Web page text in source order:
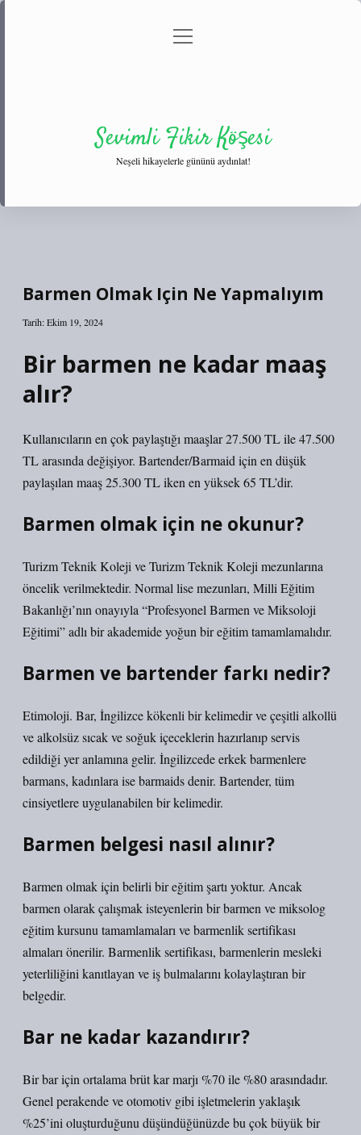
Gizlilik Politikası
menüyü
Sevimli Fikir Köşesi
Neşeli hikayelerle gününü aydınlat!
Barmen Olmak Için Ne Yapmalıyım
Tarih: Ekim 19, 2024
Bir barmen ne kadar maaş
alır?
Kullanıcıların en çok paylaştığı maaşlar 27.500 TL ile 47.500
TL arasında değişiyor. Bartender/Barmaid için en düşük
paylaşılan maaş 25.300 TL iken en yüksek 65 TL’dir.
Barmen olmak için ne okunur?
Turizm Teknik Koleji ve Turizm Teknik Koleji mezunlarına
öncelik verilmektedir. Normal lise mezunları, Milli Eğitim
Bakanlığı’nın onayıyla “Profesyonel Barmen ve Miksoloji
Eğitimi” adlı bir akademide yoğun bir eğitim tamamlamalıdır.
Barmen ve bartender farkı nedir?
Etimoloji. Bar, İngilizce kökenli bir kelimedir ve çeşitli alkollü
ve alkolsüz sıcak ve soğuk içeceklerin hazırlanıp servis
edildiği yer anlamına gelir. İngilizcede erkek barmenlere
barmans, kadınlara ise barmaids denir. Bartender, tüm
cinsiyetlere uygulanabilen bir kelimedir.
Barmen belgesi nasıl alınır?
Barmen olmak için belirli bir eğitim şartı yoktur. Ancak
barmen olarak çalışmak isteyenlerin bir barmen ve miksolog
eğitim kursunu tamamlamaları ve barmenlik sertifikası
almaları önerilir. Barmenlik sertifikası, barmenlerin mesleki
yeterliliğini kanıtlayan ve iş bulmalarını kolaylaştıran bir
belgedir.
Bar ne kadar kazandırır?
Bir bar için ortalama brüt kar marjı %70 ile %80 arasındadır.
Genel perakende ve otomotiv gibi işletmelerin yaklaşık
%25’ini oluşturduğunu düşündüğünüzde bu çok büyük bir